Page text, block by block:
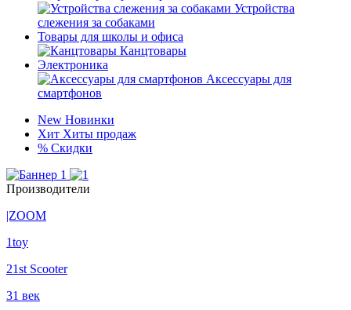
Устройства
слежения за собаками
Товары для школы и офиса
Канцтовары
Электроника
Аксессуары для
смартфонов
New Новинки
Хит Хиты продаж
% Скидки
Производители
|ZOOM
1toy
21st Scooter
31 век